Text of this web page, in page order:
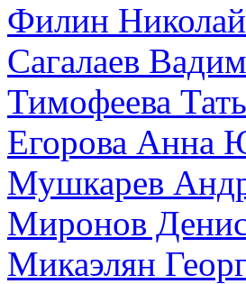
Филин
Сагалаев
Тимофеева
Егорова Анна
Мушкарев
Миронов
Микаэлян